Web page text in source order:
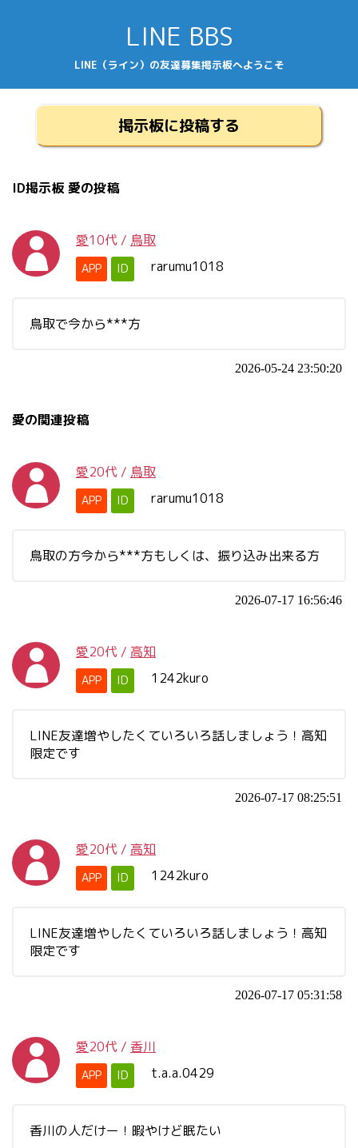
LINE BBS
LINE（ライン）の友達募集掲示板へようこそ
掲示板に投稿する
ID掲示板 愛の投稿
愛10代 / 鳥取
APP ID rarumu1018
鳥取で今から***方
2026-05-24 23:50:20
愛の関連投稿
愛20代 / 鳥取
APP ID rarumu1018
鳥取の方今から***方もしくは、振り込み出来る方
2026-07-17 16:56:46
愛20代 / 高知
APP ID 1242kuro
LINE友達増やしたくていろいろ話しましょう！高知
限定です
2026-07-17 08:25:51
愛20代 / 高知
APP ID 1242kuro
LINE友達増やしたくていろいろ話しましょう！高知
限定です
2026-07-17 05:31:58
愛20代 / 香川
APP ID t.a.a.0429
香川の人だけー！暇やけど眠たい